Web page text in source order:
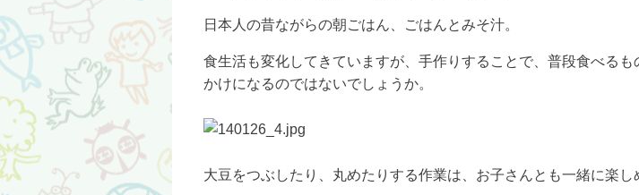
日本人の昔ながらの朝ごはん、ごはんとみそ汁。
食生活も変化してきていますが、手作りすることで、普段食べるも
かけになるのではないでしょうか。
大豆をつぶしたり、丸めたりする作業は、お子さんとも一緒に楽し